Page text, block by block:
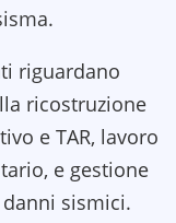
riguardano
ricostruzione
e TAR, lavoro
e gestione
sismici.